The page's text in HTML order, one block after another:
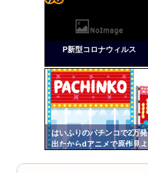
Powered by livedoor 相互
P新型コロナウィルス
はいふりのパチンコで2万発
出たからdアニメで原作見よ
定リ
ンク
自動
更新
ツー